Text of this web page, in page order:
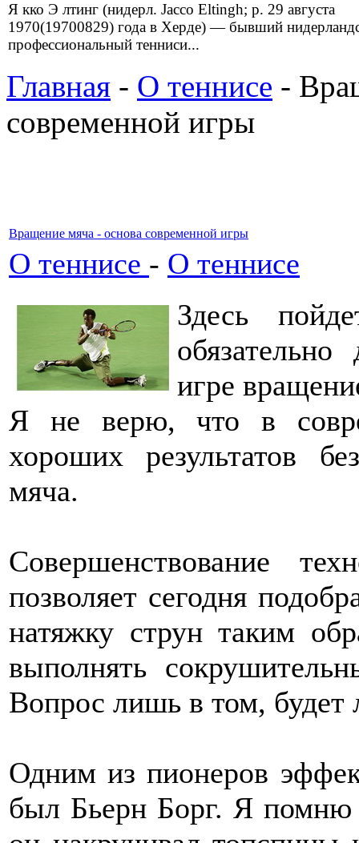
Я кко Э лтинг (нидерл. Jacco Eltingh; р. 29 августа
1970(19700829) года в Херде) — бывший
профессиональный тенниси...
Главная - О теннисе -
современной игры
Вращение мяча - основа современной игры
О теннисе - О теннисе
Здесь
игре
Я не верю, что в
хороших результатов
мяча.
Совершенствование
позволяет сегодня
натяжку струн таким
выполнять
Вопрос лишь в том, будет
Одним из пионеров
был Бьерн Борг. Я помню